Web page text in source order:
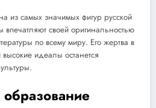
самых значимых фигур русской
впечатляют своей оригинальностью
по всему миру. Его жертва в
идеалы останется